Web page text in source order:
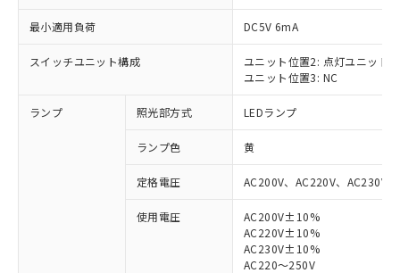
最小適用負荷 DC5V 6mA
スイッチユニット構成
ユニット位置2: 点灯ユニット
ユニット位置3: NC
ランプ 照光部方式 LEDランプ
ランプ色 黄
定格電圧 AC200V、AC220V、AC230V
使用電圧
AC200V±10%
AC220V±10%
AC230V±10%
AC220～250V